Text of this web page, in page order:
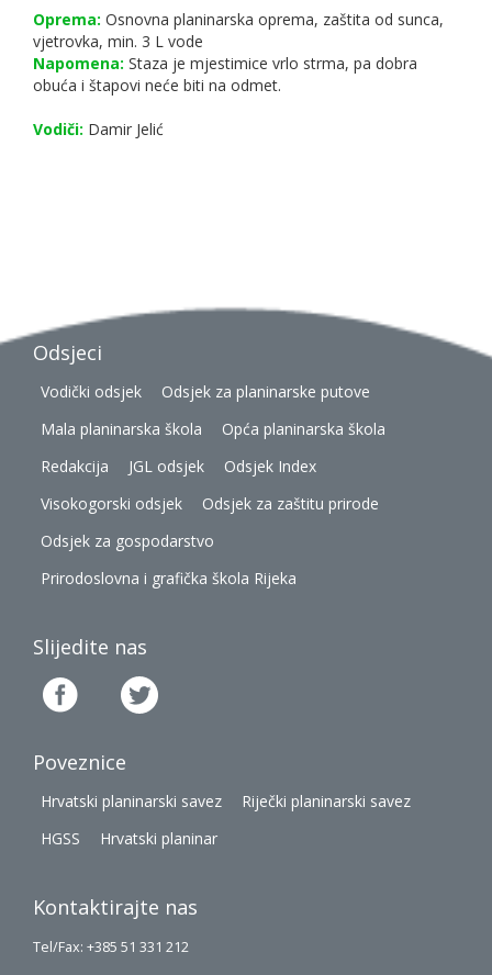
Oprema: Osnovna planinarska oprema, zaštita od sunca,
vjetrovka, min. 3 L vode
Napomena: Staza je mjestimice vrlo strma, pa dobra
obuća i štapovi neće biti na odmet.
Vodiči: Damir Jelić
Odsjeci
Vodički odsjek
Odsjek za planinarske putove
Mala planinarska škola
Opća planinarska škola
Redakcija
JGL odsjek
Odsjek Index
Visokogorski odsjek
Odsjek za zaštitu prirode
Odsjek za gospodarstvo
Prirodoslovna i grafička škola Rijeka
Slijedite nas
Poveznice
Hrvatski planinarski savez
Riječki planinarski savez
HGSS
Hrvatski planinar
Kontaktirajte nas
Tel/Fax: +385 51 331 212